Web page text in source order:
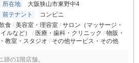
所在地
大阪狭山市東野中4
前テナント
コンビニ
食 美容室・理容室
サロン（マッサージ・
ルなど）
医療・歯科・クリニック
物販・
教室・スタジオ その他サービス・その他
跡の1階店舗。